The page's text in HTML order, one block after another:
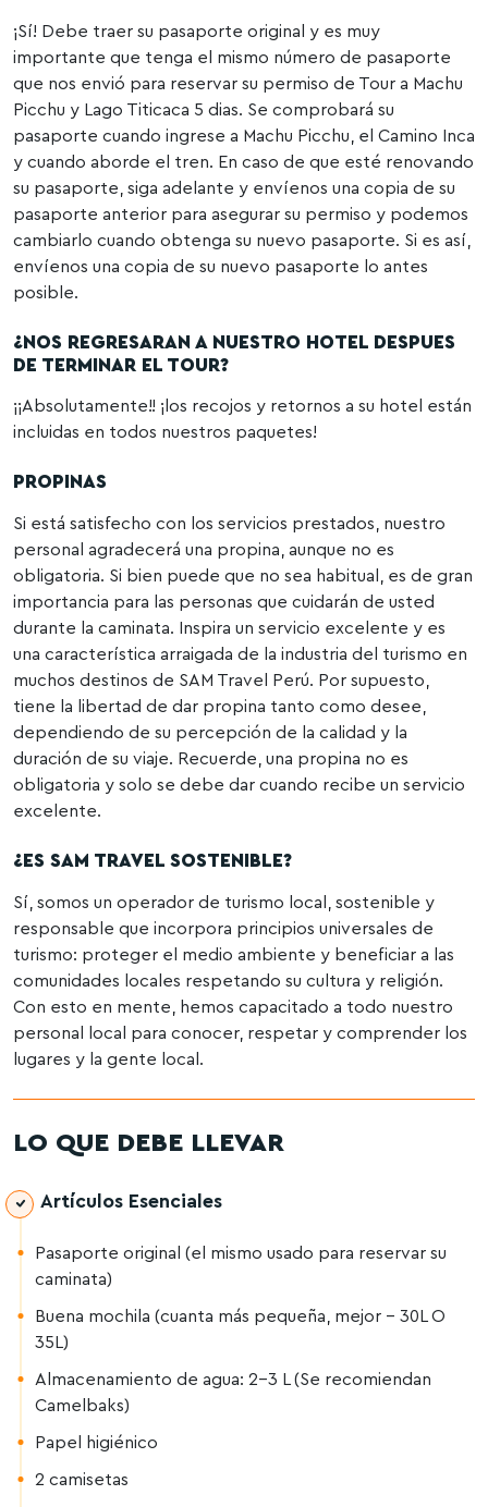
¡Sí! Debe traer su pasaporte original y es muy
importante que tenga el mismo número de pasaporte
que nos envió para reservar su permiso de Tour a Machu
Picchu y Lago Titicaca 5 dias. Se comprobará su
pasaporte cuando ingrese a Machu Picchu, el Camino Inca
y cuando aborde el tren. En caso de que esté renovando
su pasaporte, siga adelante y envíenos una copia de su
pasaporte anterior para asegurar su permiso y podemos
cambiarlo cuando obtenga su nuevo pasaporte. Si es así,
envíenos una copia de su nuevo pasaporte lo antes
posible.
¿NOS REGRESARAN A NUESTRO HOTEL DESPUES
DE TERMINAR EL TOUR?
¡¡Absolutamente!! ¡los recojos y retornos a su hotel están
incluidas en todos nuestros paquetes!
PROPINAS
Si está satisfecho con los servicios prestados, nuestro
personal agradecerá una propina, aunque no es
obligatoria. Si bien puede que no sea habitual, es de gran
importancia para las personas que cuidarán de usted
durante la caminata. Inspira un servicio excelente y es
una característica arraigada de la industria del turismo en
muchos destinos de SAM Travel Perú. Por supuesto,
tiene la libertad de dar propina tanto como desee,
dependiendo de su percepción de la calidad y la
duración de su viaje. Recuerde, una propina no es
obligatoria y solo se debe dar cuando recibe un servicio
excelente.
¿ES SAM TRAVEL SOSTENIBLE?
Sí, somos un operador de turismo local, sostenible y
responsable que incorpora principios universales de
turismo: proteger el medio ambiente y beneficiar a las
comunidades locales respetando su cultura y religión.
Con esto en mente, hemos capacitado a todo nuestro
personal local para conocer, respetar y comprender los
lugares y la gente local.
LO QUE DEBE LLEVAR
Artículos Esenciales
Pasaporte original (el mismo usado para reservar su
caminata)
Buena mochila (cuanta más pequeña, mejor – 30L O
35L)
Almacenamiento de agua: 2-3 L (Se recomiendan
Camelbaks)
Papel higiénico
2 camisetas